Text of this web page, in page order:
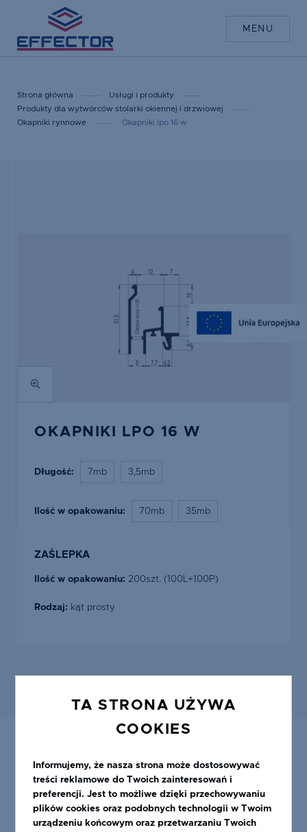
TA STRONA UŻYWA
COOKIES
Informujemy, że nasza strona może dostosowywać
treści reklamowe do Twoich zainteresowań i
preferencji. Jest to możliwe dzięki przechowywaniu
plików cookies oraz podobnych technologii w Twoim
urządzeniu końcowym oraz przetwarzaniu Twoich
MENU
Strona główna
Usługi i produkty
Produkty dla wytwórców stolarki okiennej i drzwiowej
Okapniki rynnowe
Okapniki lpo 16 w
OKAPNIKI LPO 16 W
Długość: 7mb 3,5mb
Ilość w opakowaniu: 70mb 35mb
ZAŚLEPKA
Ilość w opakowaniu: 200szt. (100L+100P)
Rodzaj: kąt prosty
POLECANE PRODUKTY